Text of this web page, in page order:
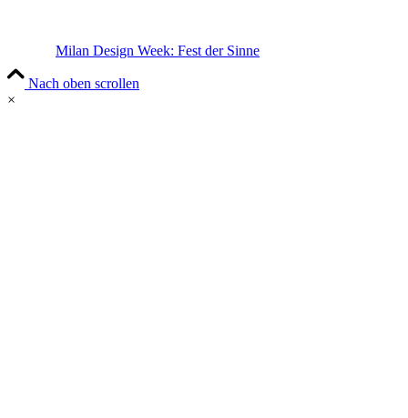
Milan Design Week: Fest der Sinne
Nach oben scrollen
×